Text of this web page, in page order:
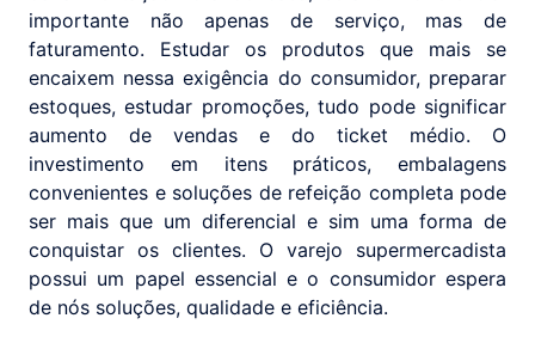
importante não apenas de serviço, mas de
faturamento. Estudar os produtos que mais se
encaixem nessa exigência do consumidor, preparar
estoques, estudar promoções, tudo pode significar
aumento de vendas e do ticket médio. O
investimento em itens práticos, embalagens
convenientes e soluções de refeição completa pode
ser mais que um diferencial e sim uma forma de
conquistar os clientes. O varejo supermercadista
possui um papel essencial e o consumidor espera
de nós soluções, qualidade e eficiência.